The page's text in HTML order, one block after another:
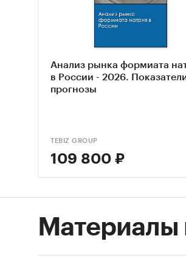
Анализ рынка формиата
в России - 2026.
прогнозы
TEBIZ GROUP
109 800 ₽
Материалы